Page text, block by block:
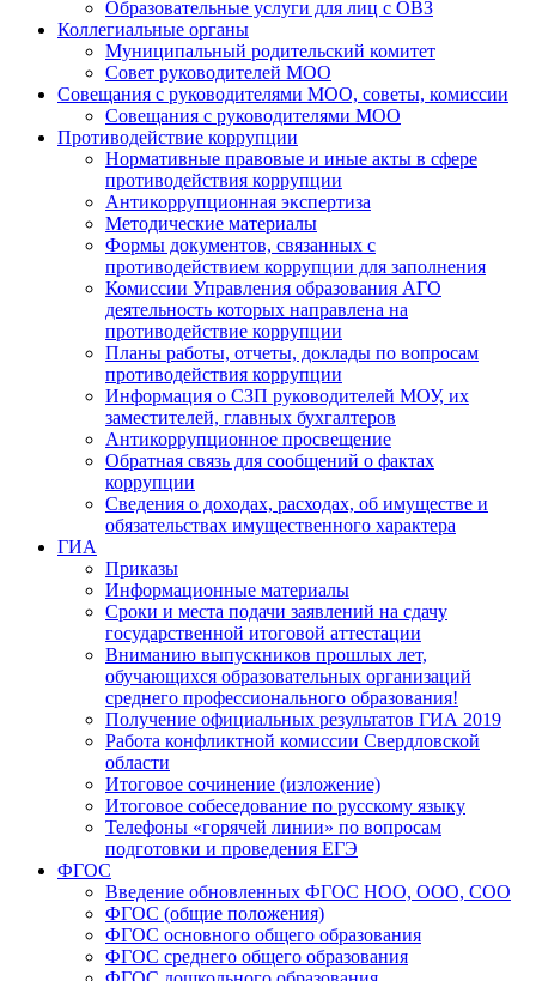
Образовательные услуги для лиц с ОВЗ
Коллегиальные органы
Муниципальный родительский комитет
Совет руководителей МОО
Совещания с руководителями МОО, советы, комиссии
Совещания с руководителями МОО
Противодействие коррупции
Нормативные правовые и иные акты в сфере
противодействия коррупции
Антикоррупционная экспертиза
Методические материалы
Формы документов, связанных с
противодействием коррупции для заполнения
Комиссии Управления образования АГО
деятельность которых направлена на
противодействие коррупции
Планы работы, отчеты, доклады по вопросам
противодействия коррупции
Информация о СЗП руководителей МОУ, их
заместителей, главных бухгалтеров
Антикоррупционное просвещение
Обратная связь для сообщений о фактах
коррупции
Сведения о доходах, расходах, об имуществе и
обязательствах имущественного характера
ГИА
Приказы
Информационные материалы
Сроки и места подачи заявлений на сдачу
государственной итоговой аттестации
Вниманию выпускников прошлых лет,
обучающихся образовательных организаций
среднего профессионального образования!
Получение официальных результатов ГИА 2019
Работа конфликтной комиссии Свердловской
области
Итоговое сочинение (изложение)
Итоговое собеседование по русскому языку
Телефоны «горячей линии» по вопросам
подготовки и проведения ЕГЭ
ФГОС
Введение обновленных ФГОС НОО, ООО, СОО
ФГОС (общие положения)
ФГОС основного общего образования
ФГОС среднего общего образования